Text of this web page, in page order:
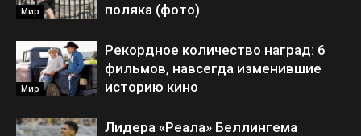
Мир
поляка (фото)
Мир
Рекордное количество наград: 6
фильмов, навсегда изменившие
историю кино
Лидера «Реала» Беллингема